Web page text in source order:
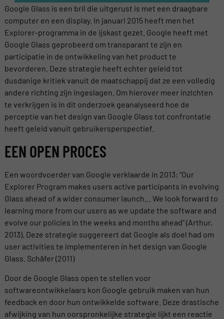
Google Glass is een bril die uitgerust is met een draagbare
computer en een display. In januari 2015 heeft men het
Explorer-programma in de ijskast gezet. Google heeft met
Google Glass geprobeerd om transparant te zijn en
participatie in de ontwikkeling van het product te
bevorderen. Deze strategie heeft echter geleid tot
dusdanige kritiek vanuit de maatschappij dat ze een volledig
andere richting zijn ingeslagen. Om hierover meer inzichten
te verkrijgen is in dit onderzoek geanalyseerd hoe de
perceptie van het design van Google Glass tot confrontatie
heeft geleid vanuit gebruikersperspectief.
EEN OPEN PROCES
Een woordvoerder van Google verklaarde in 2013: “Our
Explorer Program makes users active participants in evolving
Glass ahead of a wider consumer launch… We look forward to
learning more from our users as we update the software and
evolve our policies in the weeks and months ahead” (Arthur,
2013). Deze strategie suggereert dat Google als doel had om
user activities te implementeren in het design van Google
Glass. Schäfer (2011)
Door de Google Glass open te stellen voor
softwareontwikkelaars kon Google gebruik maken van hun
feedback en door hun ontwikkelde software. Deze drastische
afwijking van hun oorspronkelijke strategie lijkt een reactie